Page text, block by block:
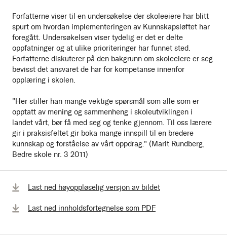
Forfatterne viser til en undersøkelse der skoleeiere har blitt
spurt om hvordan implementeringen av Kunnskapsløftet har
foregått. Undersøkelsen viser tydelig er det er delte
oppfatninger og at ulike prioriteringer har funnet sted.
Forfatterne diskuterer på den bakgrunn om skoleeiere er seg
bevisst det ansvaret de har for kompetanse innenfor
opplæring i skolen.
"Her stiller han mange vektige spørsmål som alle som er
opptatt av mening og sammenheng i skoleutviklingen i
landet vårt, bør få med seg og tenke gjennom. Til oss lærere
gir i praksisfeltet gir boka mange innspill til en bredere
kunnskap og forståelse av vårt oppdrag." (Marit Rundberg,
Bedre skole nr. 3 2011)
Last ned høyoppløselig versjon av bildet
Last ned innholdsfortegnelse som PDF